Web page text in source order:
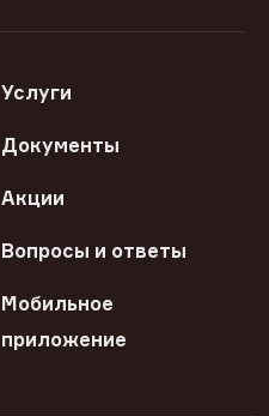
Услуги
Документы
Акции
Вопросы и ответы
Мобильное
приложение